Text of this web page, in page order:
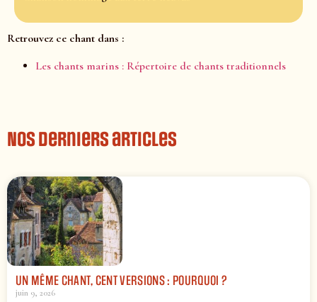
Retrouvez ce chant dans :
Les chants marins : Répertoire de chants traditionnels
Nos derniers articles
UN MÊME CHANT, CENT VERSIONS : POURQUOI ?
juin 9, 2026